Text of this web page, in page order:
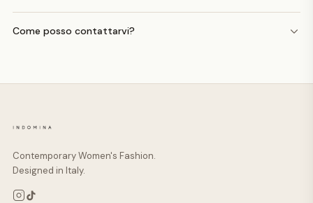
Come posso contattarvi?
Contemporary Women's Fashion.
Designed in Italy.